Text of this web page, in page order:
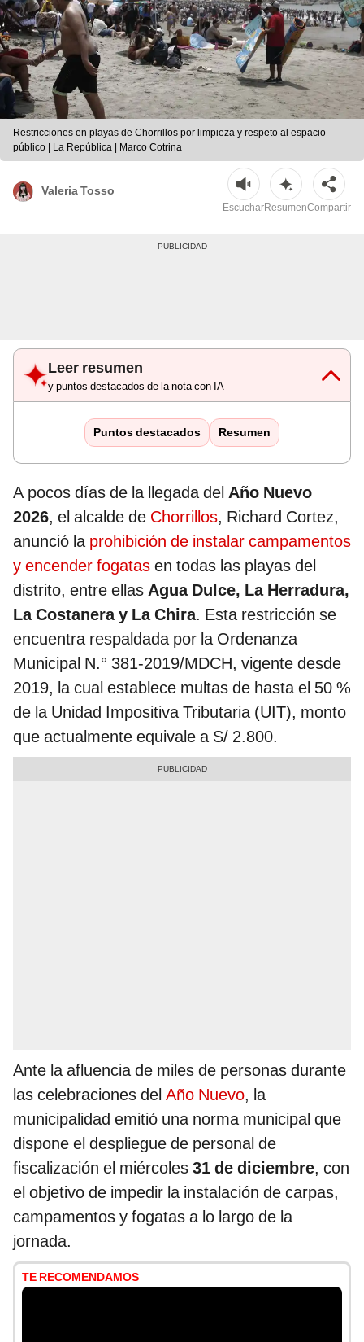
Restricciones en playas de Chorrillos por limpieza y respeto al espacio
público | La República | Marco Cotrina
Valeria Tosso
EscucharResumenCompartir
Leer resumen
y puntos destacados de la nota con IA
Puntos destacados Resumen
A pocos días de la llegada del Año Nuevo
2026, el alcalde de Chorrillos, Richard Cortez,
anunció la prohibición de instalar campamentos
y encender fogatas en todas las playas del
distrito, entre ellas Agua Dulce, La Herradura,
La Costanera y La Chira. Esta restricción se
encuentra respaldada por la Ordenanza
Municipal N.° 381-2019/MDCH, vigente desde
2019, la cual establece multas de hasta el 50 %
de la Unidad Impositiva Tributaria (UIT), monto
que actualmente equivale a S/ 2.800.
Ante la afluencia de miles de personas durante
las celebraciones del Año Nuevo, la
municipalidad emitió una norma municipal que
dispone el despliegue de personal de
fiscalización el miércoles 31 de diciembre, con
el objetivo de impedir la instalación de carpas,
campamentos y fogatas a lo largo de la
jornada.
TE RECOMENDAMOS